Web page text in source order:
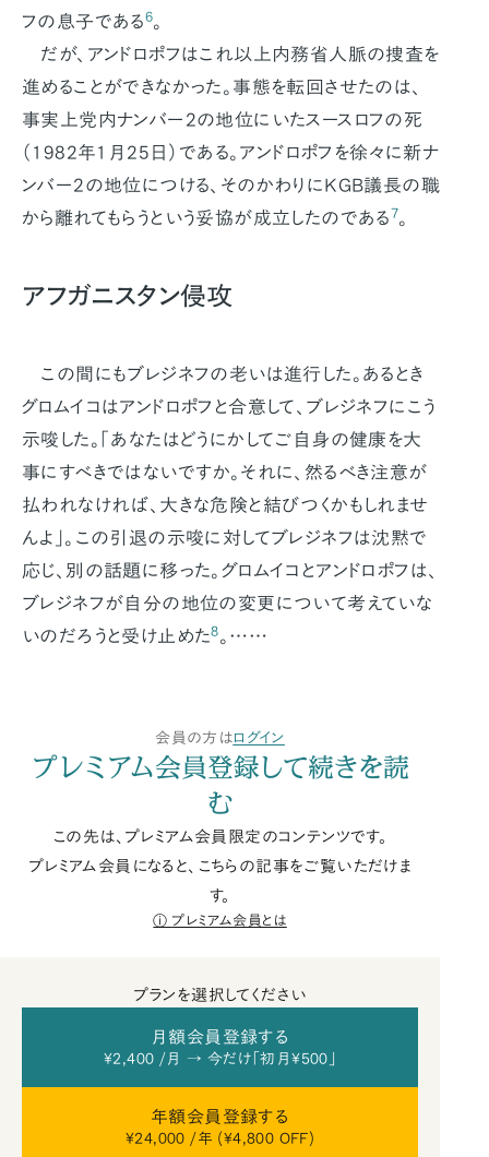
フの息子である6。
だが、アンドロポフはこれ以上内務省人脈の捜査を
進めることができなかった。事態を転回させたのは、
事実上党内ナンバー2の地位にいたスースロフの死
（1982年1月25日）である。アンドロポフを徐々に新ナ
ンバー2の地位につける、そのかわりにKGB議長の職
から離れてもらうという妥協が成立したのである7。
アフガニスタン侵攻
この間にもブレジネフの老いは進行した。あるとき
グロムイコはアンドロポフと合意して、ブレジネフにこう
示唆した。「あなたはどうにかしてご自身の健康を大
事にすべきではないですか。それに、然るべき注意が
払われなければ、大きな危険と結びつくかもしれませ
んよ」。この引退の示唆に対してブレジネフは沈黙で
応じ、別の話題に移った。グロムイコとアンドロポフは、
ブレジネフが自分の地位の変更について考えていな
いのだろうと受け止めた8。……
会員の方はログイン
プレミアム会員登録して続きを読
む
この先は、プレミアム会員限定のコンテンツです。
プレミアム会員になると、こちらの記事をご覧いただけま
す。
プレミアム会員とは
プランを選択してください
月額会員登録する
¥2,400 /月 → 今だけ「初月¥500」
年額会員登録する
¥24,000 /年 (¥4,800 OFF)